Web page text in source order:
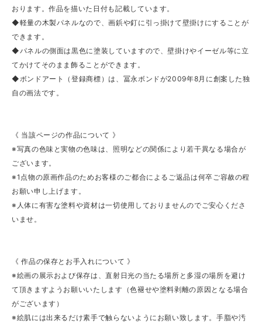
おります。作品を描いた日付も記載しています。
◆軽量の木製パネルなので、画鋲や釘に引っ掛けて壁掛けにすることが
できます。
◆パネルの側面は黒色に塗装していますので、壁掛けやイーゼル等に立
てかけてそのまま飾ることができます。
◆ボンドアート（登録商標）は、冨永ボンドが2009年8月に創案した独
自の画法です。
《 当該ページの作品について 》
※写真の色味と実物の色味は、照明などの関係により若干異なる場合が
ございます。
※1点物の原画作品のためお客様のご都合によるご返品は何卒ご容赦の程
お願い申し上げます。
※人体に有害な塗料や資材は一切使用しておりませんのでご安心くださ
いませ。
《 作品の保存とお手入れについて 》
※絵画の展示および保存は、直射日光の当たる場所と多湿の場所を避け
て頂きますようお願いいたします（色褪せや塗料剥離の原因となる場合
がございます）
※絵肌には出来るだけ素手で触らないようにお願い致します。手脂や汚